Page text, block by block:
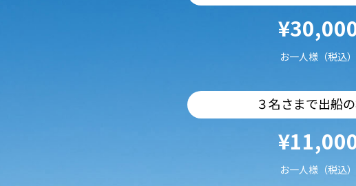
お一人様（税込）
３名さまで出船
お一人様（税込）